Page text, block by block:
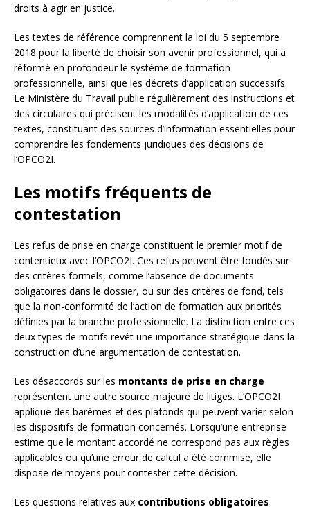
droits à agir en justice.
Les textes de référence comprennent la loi du 5 septembre
2018 pour la liberté de choisir son avenir professionnel, qui a
réformé en profondeur le système de formation
professionnelle, ainsi que les décrets d’application successifs.
Le Ministère du Travail publie régulièrement des instructions et
des circulaires qui précisent les modalités d’application de ces
textes, constituant des sources d’information essentielles pour
comprendre les fondements juridiques des décisions de
l’OPCO2I.
Les motifs fréquents de
contestation
Les refus de prise en charge constituent le premier motif de
contentieux avec l’OPCO2I. Ces refus peuvent être fondés sur
des critères formels, comme l’absence de documents
obligatoires dans le dossier, ou sur des critères de fond, tels
que la non-conformité de l’action de formation aux priorités
définies par la branche professionnelle. La distinction entre ces
deux types de motifs revêt une importance stratégique dans la
construction d’une argumentation de contestation.
Les désaccords sur les montants de prise en charge
représentent une autre source majeure de litiges. L’OPCO2I
applique des barèmes et des plafonds qui peuvent varier selon
les dispositifs de formation concernés. Lorsqu’une entreprise
estime que le montant accordé ne correspond pas aux règles
applicables ou qu’une erreur de calcul a été commise, elle
dispose de moyens pour contester cette décision.
Les questions relatives aux contributions obligatoires